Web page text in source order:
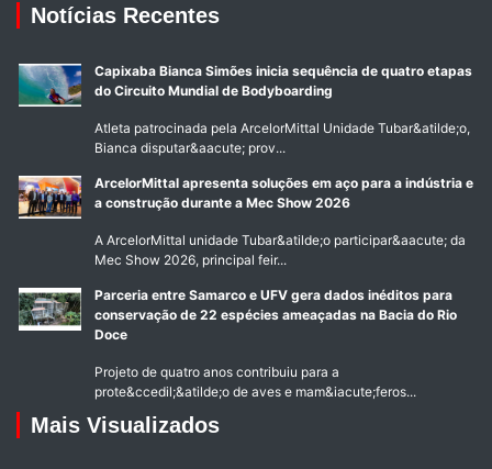
Notícias Recentes
Capixaba Bianca Simões inicia sequência de quatro etapas
do Circuito Mundial de Bodyboarding
Atleta patrocinada pela ArcelorMittal Unidade Tubar&atilde;o,
Bianca disputar&aacute; prov...
ArcelorMittal apresenta soluções em aço para a indústria e
a construção durante a Mec Show 2026
A ArcelorMittal unidade Tubar&atilde;o participar&aacute; da
Mec Show 2026, principal feir...
Parceria entre Samarco e UFV gera dados inéditos para
conservação de 22 espécies ameaçadas na Bacia do Rio
Doce
Projeto de quatro anos contribuiu para a
prote&ccedil;&atilde;o de aves e mam&iacute;feros...
Mais Visualizados